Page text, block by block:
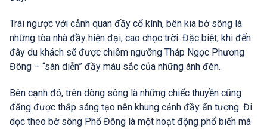
Trái ngược với cảnh quan đầy cổ kính, bên kia bờ sông là
những tòa nhà đầy hiện đại, cao chọc trời. Đặc biệt, khi đến
đây du khách sẽ được chiêm ngưỡng Tháp Ngọc Phương
Đông – “sàn diễn” đầy màu sắc của những ánh đèn.
Bên cạnh đó, trên dòng sông là những chiếc thuyền cũng
đăng được thắp sáng tạo nên khung cảnh đầy ấn tượng. Đi
dọc theo bờ sông Phố Đông là một hoạt động phổ biến mà